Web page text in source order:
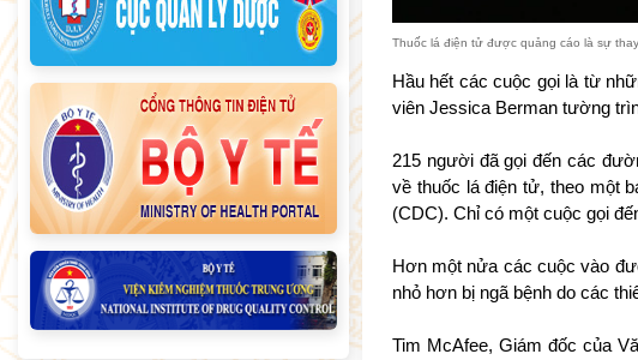
Thuốc lá điện tử được quảng cáo là sự
Hầu hết các cuộc gọi là từ
viên Jessica Berman tường
215 người đã gọi đến các
về thuốc lá điện tử, theo một
(CDC). Chỉ có một cuộc gọi
Hơn một nửa các cuộc vào
nhỏ hơn bị ngã bệnh do các
Tim McAfee, Giám đốc của